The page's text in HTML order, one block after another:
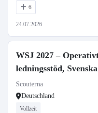
6
24.07.2026
WSJ 2027 –
ledningsstöd,
Scouterna
Deutschland
Vollzeit